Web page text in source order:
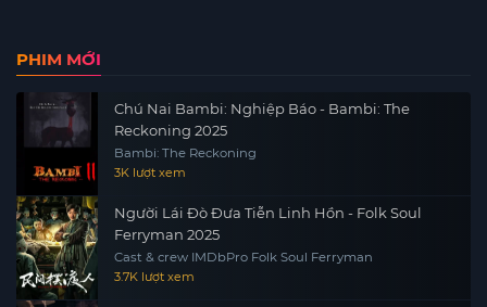
PHIM MỚI
Chú Nai Bambi: Nghiệp Báo - Bambi: The
Reckoning 2025
Bambi: The Reckoning
3K lượt xem
Người Lái Đò Đưa Tiễn Linh Hồn - Folk Soul
Ferryman 2025
Cast & crew IMDbPro Folk Soul Ferryman
3.7K lượt xem